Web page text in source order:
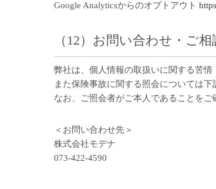
Google Analyticsからのオプトアウト
（12）お問い合わせ・ご
弊社は、個人情報の取扱いに関する苦
また保険事故に関する照会については
なお、ご照会者がご本人であることを
＜お問い合わせ先＞
株式会社モデナ
073-422-4590